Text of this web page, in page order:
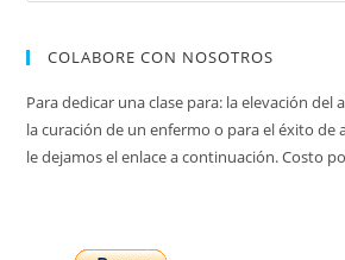
COLABORE CON NOSOTROS
Para dedicar una clase para: la elevación del
la curación de un enfermo o para el éxito
le dejamos el enlace a continuación. Costo